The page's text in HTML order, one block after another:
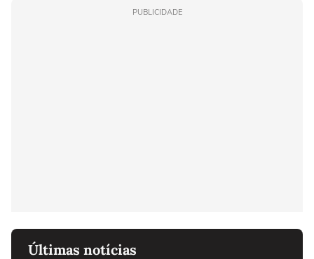
PUBLICIDADE
Últimas notícias